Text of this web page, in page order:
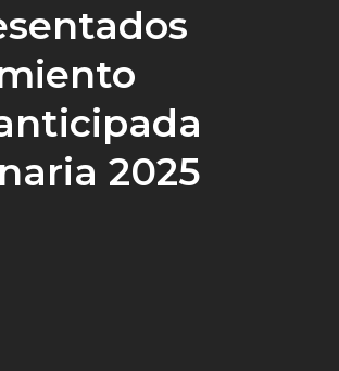
2025